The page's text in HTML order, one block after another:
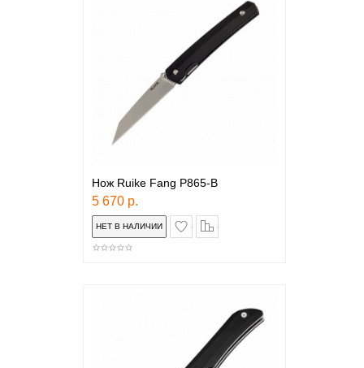
Нож Ruike Fang P865-B
5 670 р.
в закладки